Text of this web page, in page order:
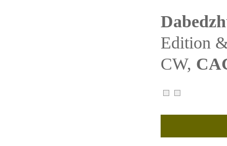
Edition
СW,